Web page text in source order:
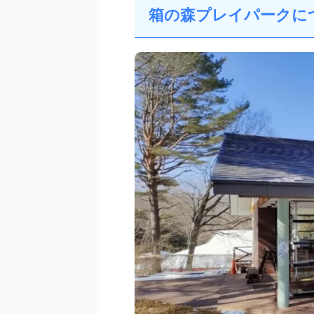
箱の森プレイパークに